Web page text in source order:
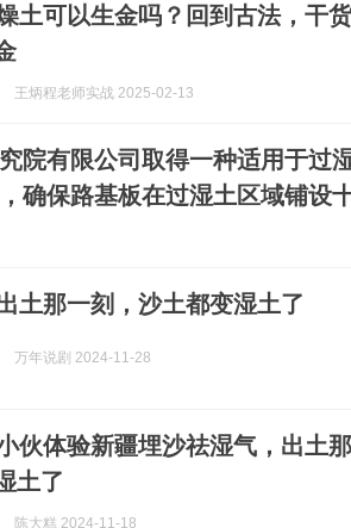
土可以生金吗？回到古法，干
王炳程老师实战 2025-02-13
院有限公司取得一种适用于过
确保路基板在过湿土区域铺设
土那一刻，沙土都变湿土了
万年说剧 2024-11-28
伙体验新疆埋沙祛湿气，出土
土了
陈大糕 2024-11-18